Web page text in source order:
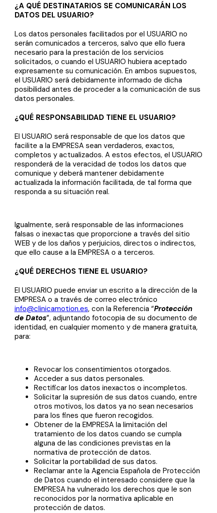
¿A QUÉ DESTINATARIOS SE COMUNICARÁN LOS
DATOS DEL USUARIO?
Los datos personales facilitados por el USUARIO no
serán comunicados a terceros, salvo que ello fuera
necesario para la prestación de los servicios
solicitados, o cuando el USUARIO hubiera aceptado
expresamente su comunicación. En ambos supuestos,
el USUARIO será debidamente informado de dicha
posibilidad antes de proceder a la comunicación de sus
datos personales.
¿QUÉ RESPONSABILIDAD TIENE EL USUARIO?
El USUARIO será responsable de que los datos que
facilite a la EMPRESA sean verdaderos, exactos,
completos y actualizados. A estos efectos, el USUARIO
responderá de la veracidad de todos los datos que
comunique y deberá mantener debidamente
actualizada la información facilitada, de tal forma que
responda a su situación real.
Igualmente, será responsable de las informaciones
falsas o inexactas que proporcione a través del sitio
WEB y de los daños y perjuicios, directos o indirectos,
que ello cause a la EMPRESA o a terceros.
¿QUÉ DERECHOS TIENE EL USUARIO?
El USUARIO puede enviar un escrito a la dirección de la
EMPRESA o a través de correo electrónico
info@clinicamotion.es, con la Referencia “Protección
de Datos”, adjuntando fotocopia de su documento de
identidad, en cualquier momento y de manera gratuita,
para:
Revocar los consentimientos otorgados.
Acceder a sus datos personales.
Rectificar los datos inexactos o incompletos.
Solicitar la supresión de sus datos cuando, entre
otros motivos, los datos ya no sean necesarios
para los fines que fueron recogidos.
Obtener de la EMPRESA la limitación del
tratamiento de los datos cuando se cumpla
alguna de las condiciones previstas en la
normativa de protección de datos.
Solicitar la portabilidad de sus datos.
Reclamar ante la Agencia Española de Protección
de Datos cuando el interesado considere que la
EMPRESA ha vulnerado los derechos que le son
reconocidos por la normativa aplicable en
protección de datos.